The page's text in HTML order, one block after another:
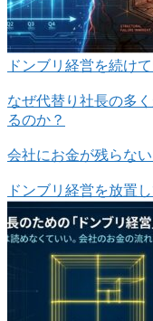
ドンブリ経営を続け
なぜ代替り社長の多
るのか？
会社にお金が残らな
ドンブリ経営を放置